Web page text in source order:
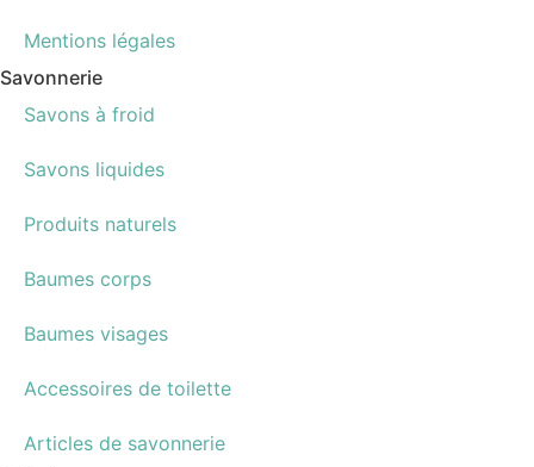
Mentions légales
Savonnerie
Savons à froid
Savons liquides
Produits naturels
Baumes corps
Baumes visages
Accessoires de toilette
Articles de savonnerie